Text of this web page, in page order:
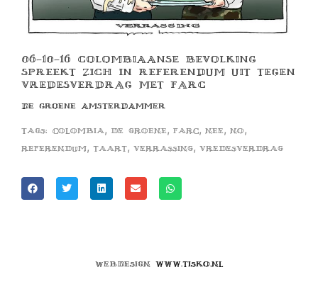
06-10-16 COLOMBIAANSE BEVOLKING
SPREEKT ZICH IN REFERENDUM UIT TEGEN
VREDESVERDRAG MET FARC
DE GROENE AMSTERDAMMER
Tags: colombia, de groene, farc, nee, no,
referendum, taart, verrassing, vredesverdrag
Webdesign www.tisko.nl